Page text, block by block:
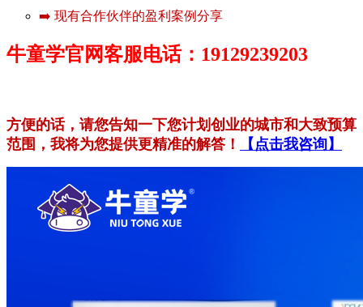
➡️ 现有合作伙伴的盈利案例分享
牛童学官网客服电话：19129239203
方便的话，请您告知一下您计划创业的城市和大致预算
范围，我将为您提供更精准的解答！
【点击我咨询】